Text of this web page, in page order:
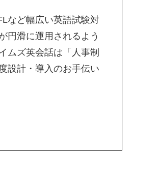
など幅広い英語試験対
円滑に運用されるよう
ムズ英会話は「人事制
設計・導入のお手伝い